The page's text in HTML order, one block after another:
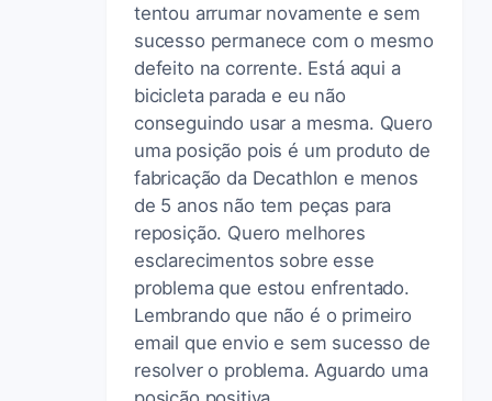
tentou arrumar novamente e sem
sucesso permanece com o mesmo
defeito na corrente. Está aqui a
bicicleta parada e eu não
conseguindo usar a mesma. Quero
uma posição pois é um produto de
fabricação da Decathlon e menos
de 5 anos não tem peças para
reposição. Quero melhores
esclarecimentos sobre esse
problema que estou enfrentado.
Lembrando que não é o primeiro
email que envio e sem sucesso de
resolver o problema. Aguardo uma